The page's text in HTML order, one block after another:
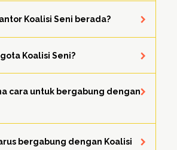
Koalisi Seni berada?
Koalisi Seni?
cara untuk bergabung dengan
bergabung dengan Koalisi